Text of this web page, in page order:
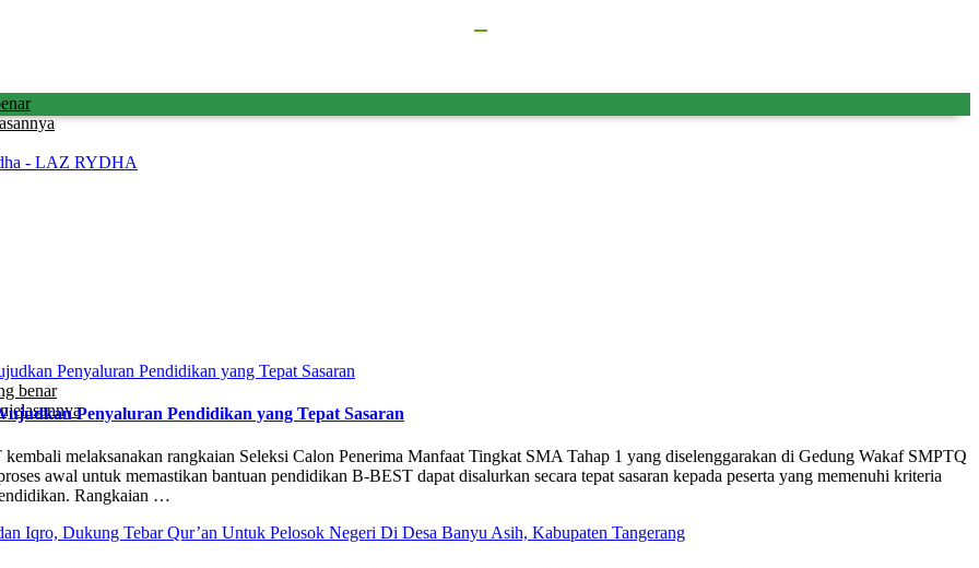
benar
- LAZ RYDHA
Penyaluran Pendidikan yang Tepat Sasaran
melaksanakan rangkaian Seleksi Calon Penerima Manfaat Tingkat SMA Tahap 1 yang diselenggarakan di Gedung Wakaf SMPTQ
awal untuk memastikan bantuan pendidikan B-BEST dapat disalurkan secara tepat sasaran kepada peserta yang memenuhi kriteria
Rangkaian …